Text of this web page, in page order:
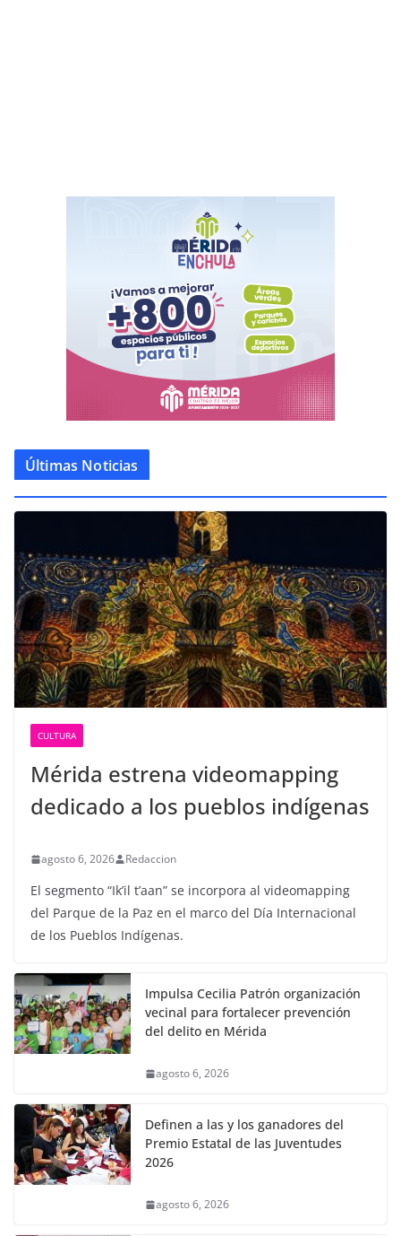
Últimas Noticias
CULTURA
Mérida estrena videomapping
dedicado a los pueblos indígenas
agosto 6, 2026 Redaccion
El segmento “Ik’il t’aan” se incorpora al videomapping
del Parque de la Paz en el marco del Día Internacional
de los Pueblos Indígenas.
Impulsa Cecilia Patrón organización
vecinal para fortalecer prevención
del delito en Mérida
agosto 6, 2026
Definen a las y los ganadores del
Premio Estatal de las Juventudes
2026
agosto 6, 2026